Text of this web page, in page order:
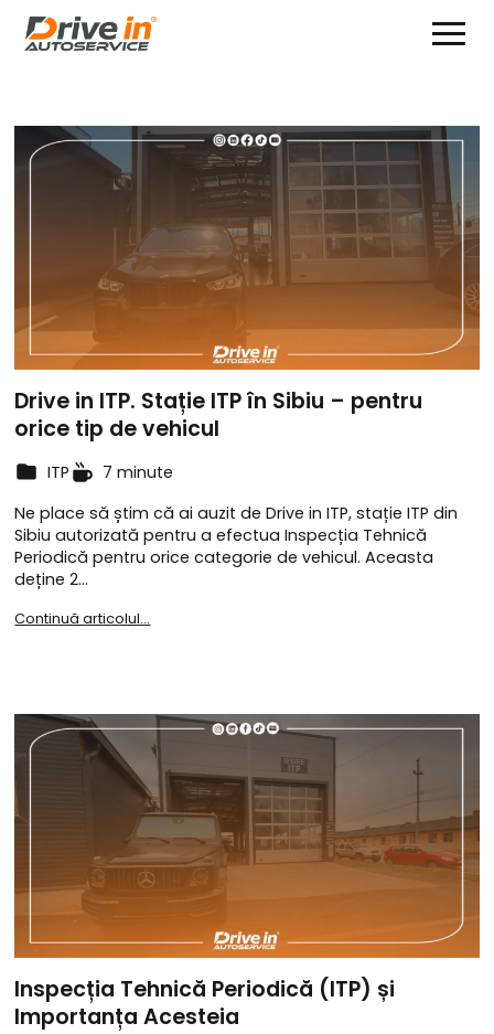
Drive in ITP. Stație ITP în Sibiu – pentru
orice tip de vehicul
ITP
7 minute
Ne place să știm că ai auzit de Drive in ITP, stație ITP din
Sibiu autorizată pentru a efectua Inspecția Tehnică
Periodică pentru orice categorie de vehicul. Aceasta
deține 2…
Continuă articolul...
Inspecția Tehnică Periodică (ITP) și
Importanța Acesteia